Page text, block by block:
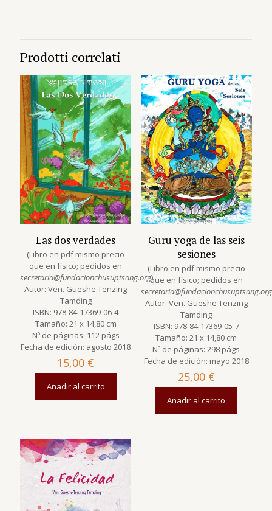
Prodotti correlati
Las dos verdades
(Libro en pdf mismo precio
que en físico; pedidos en
secretaria@fundacionchusuptsang.org)
Autor: Ven. Gueshe Tenzing
Tamding
ISBN: 978-84-17369-06-4
Tamaño: 21 x 14,80 cm
Nº de páginas: 112 págs
Fecha de edición: agosto 2018
15,00 €
Añadir al carrito
Guru yoga de las seis
sesiones
(Libro en pdf mismo precio
que en físico; pedidos en
secretaria@fundacionchusuptsang.org
Autor: Ven. Gueshe Tenzing
Tamding
ISBN: 978-84-17369-05-7
Tamaño: 21 x 14,80 cm
Nº de páginas: 298 págs
Fecha de edición: mayo 2018
25,00 €
Añadir al carrito